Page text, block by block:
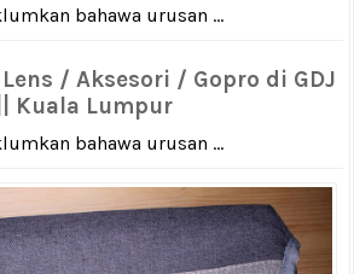
bahawa urusan ...
/ Aksesori / Gopro di GDJ
|| Kuala Lumpur
bahawa urusan ...